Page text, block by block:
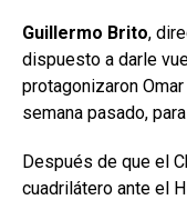
Guillermo Brito,
dispuesto a darle
protagonizaron
semana pasado,
Después de que el
cuadrilátero ante el